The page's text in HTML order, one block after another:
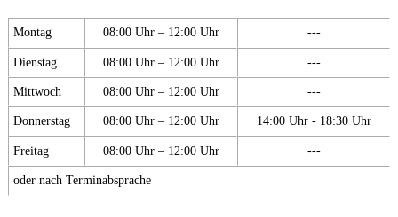
Montag 08:00 Uhr – 12:00 Uhr ---
Dienstag 08:00 Uhr – 12:00 Uhr ---
Mittwoch 08:00 Uhr – 12:00 Uhr ---
Donnerstag 08:00 Uhr – 12:00 Uhr 14:00 Uhr - 18:30 Uhr
Freitag 08:00 Uhr – 12:00 Uhr ---
oder nach Terminabsprache